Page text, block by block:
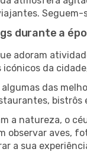
durante a
adoram
icónicos da
das
bistrôs
a natureza, o
observar aves,
a sua